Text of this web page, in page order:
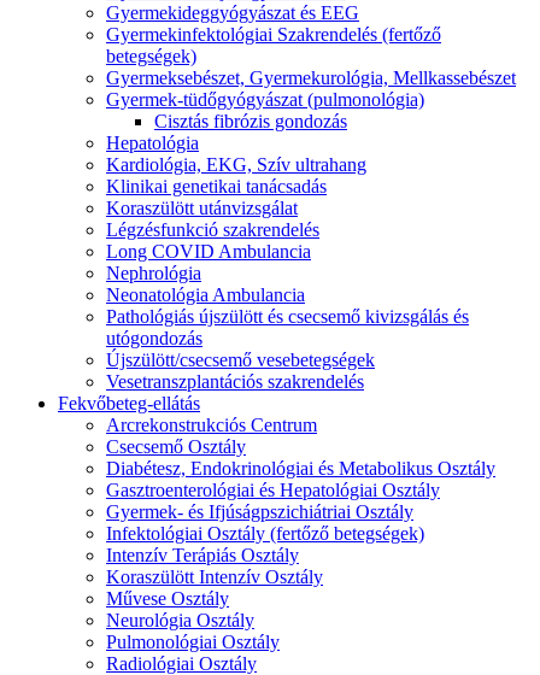
Gyermekideggyógyászat és EEG
Gyermekinfektológiai Szakrendelés (fertőző
betegségek)
Gyermeksebészet, Gyermekurológia, Mellkassebészet
Gyermek-tüdőgyógyászat (pulmonológia)
Cisztás fibrózis gondozás
Hepatológia
Kardiológia, EKG, Szív ultrahang
Klinikai genetikai tanácsadás
Koraszülött utánvizsgálat
Légzésfunkció szakrendelés
Long COVID Ambulancia
Nephrológia
Neonatológia Ambulancia
Pathológiás újszülött és csecsemő kivizsgálás és
utógondozás
Újszülött/csecsemő vesebetegségek
Vesetranszplantációs szakrendelés
Fekvőbeteg-ellátás
Arcrekonstrukciós Centrum
Csecsemő Osztály
Diabétesz, Endokrinológiai és Metabolikus Osztály
Gasztroenterológiai és Hepatológiai Osztály
Gyermek- és Ifjúságpszichiátriai Osztály
Infektológiai Osztály (fertőző betegségek)
Intenzív Terápiás Osztály
Koraszülött Intenzív Osztály
Művese Osztály
Neurológia Osztály
Pulmonológiai Osztály
Radiológiai Osztály